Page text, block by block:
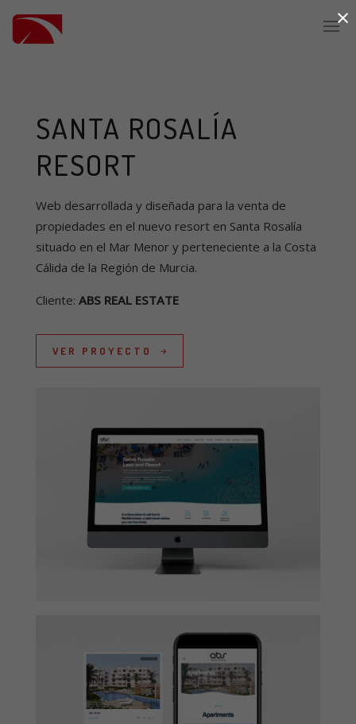
SANTA ROSALÍA
RESORT
Web desarrollada y diseñada para la venta de
propiedades en el nuevo resort en Santa Rosalía
situado en el Mar Menor y perteneciente a la Costa
Cálida de la Región de Murcia.
Cliente: ABS REAL ESTATE
VER PROYECTO
×